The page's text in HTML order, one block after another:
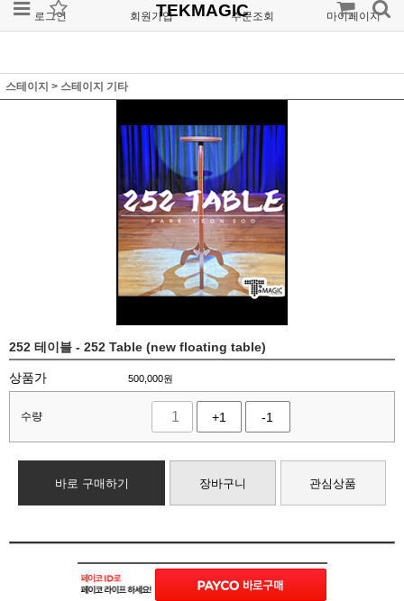
로그인 회원가입 주문조회 마이페이지
TEKMAGIC
스테이지 > 스테이지 기타
252 테이블 - 252 Table (new floating table)
상품가 500,000원
수량 +1 -1
바로 구매하기 장바구니 관심상품